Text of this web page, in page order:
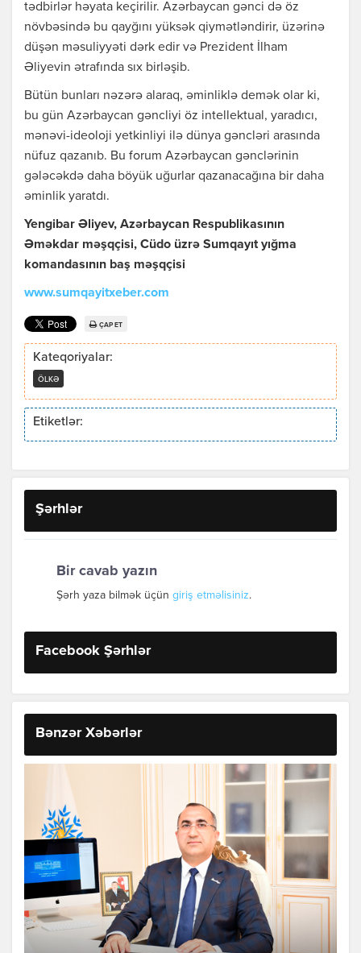
tədbirlər həyata keçirilir. Azərbaycan gənci də öz
növbəsində bu qayğını yüksək qiymətləndirir, üzərinə
düşən məsuliyyəti dərk edir və Prezident İlham
Əliyevin ətrafında sıx birləşib.
Bütün bunları nəzərə alaraq, əminliklə demək olar ki,
bu gün Azərbaycan gəncliyi öz intellektual, yaradıcı,
mənəvi-ideoloji yetkinliyi ilə dünya gəncləri arasında
nüfuz qazanıb. Bu forum Azərbaycan gənclərinin
gələcəkdə daha böyük uğurlar qazanacağına bir daha
əminlik yaratdı.
Yengibar Əliyev, Azərbaycan Respublikasının
Əməkdar məşqçisi, Cüdo üzrə Sumqayıt yığma
komandasının baş məşqçisi
www.sumqayitxeber.com
ÇAP ET
Kateqoriyalar:
ÖLKƏ
Etiketlər:
Şərhlər
Bir cavab yazın
Şərh yaza bilmək üçün giriş etməlisiniz.
Facebook Şərhlər
Bənzər Xəbərlər